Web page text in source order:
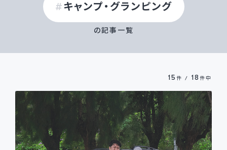
おでかけ
トヨタグラムCOLLECTION
ヤングタイマーラヴァー
キャンプ・グランピング
の記事一覧
15 件 / 18 件中